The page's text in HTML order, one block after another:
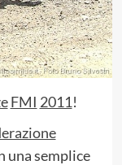
FMI 2011!
una semplice